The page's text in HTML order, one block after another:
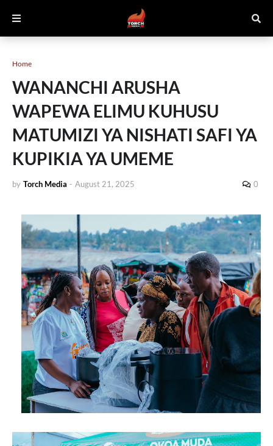
Home
WANANCHI ARUSHA
WAPEWA ELIMU KUHUSU
MATUMIZI YA NISHATI SAFI YA
KUPIKIA YA UMEME
by Torch Media - August 21, 2025 0